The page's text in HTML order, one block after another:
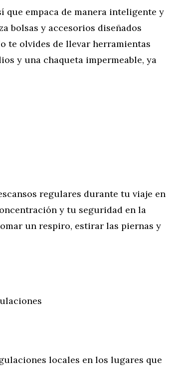
que empaca de manera inteligente y
bolsas y accesorios diseñados
te olvides de llevar herramientas
y una chaqueta impermeable, ya
regulares durante tu viaje en
y tu seguridad en la
un respiro, estirar las piernas y
locales en los lugares que